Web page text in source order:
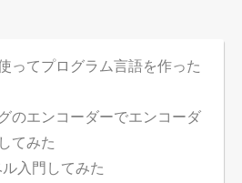
ってプログラム言語を作った
のエンコーダーでエンコーダ
てみた
入門してみた